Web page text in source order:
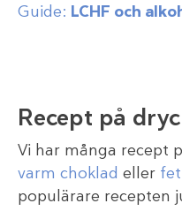
Guide: LCHF och
Recept på
Vi har många recept
varm choklad eller
populärare recepten